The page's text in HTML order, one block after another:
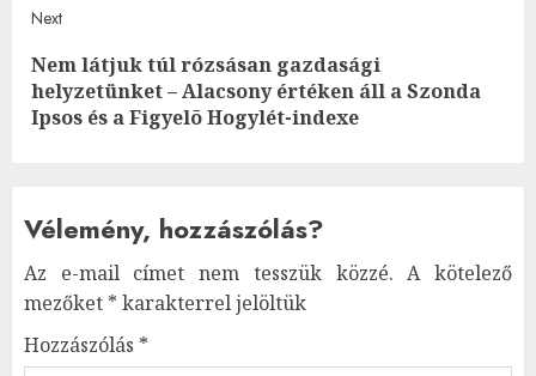
Next
Next
post:
Nem látjuk túl rózsásan gazdasági
helyzetünket – Alacsony értéken áll a Szonda
Ipsos és a Figyelõ Hogylét-indexe
Vélemény, hozzászólás?
Az e-mail címet nem tesszük közzé. A kötelező
mezőket * karakterrel jelöltük
Hozzászólás *